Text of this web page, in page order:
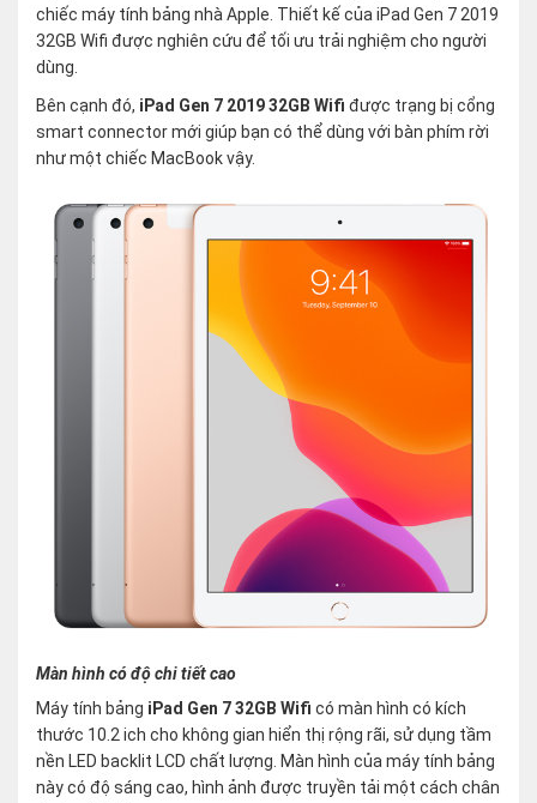
chiếc máy tính bảng nhà Apple. Thiết kế của iPad Gen 7 2019
32GB Wifi được nghiên cứu để tối ưu trải nghiệm cho người
dùng.
Bên cạnh đó, iPad Gen 7 2019 32GB Wifi được trạng bị cổng
smart connector mới giúp bạn có thể dùng với bàn phím rời
như một chiếc MacBook vậy.
Màn hình có độ chi tiết cao
Máy tính bảng iPad Gen 7 32GB Wifi có màn hình có kích
thước 10.2 ich cho không gian hiển thị rộng rãi, sử dụng tầm
nền LED backlit LCD chất lượng. Màn hình của máy tính bảng
này có độ sáng cao, hình ảnh được truyền tải một cách chân